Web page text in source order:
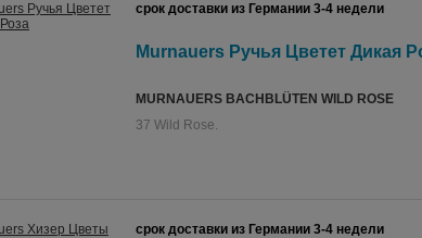
срок доставки из Германии 3-4 недели
Murnauers Ручья Цветет Дикая
MURNAUERS BACHBLÜTEN WILD ROSE
37 Wild Rose.
срок доставки из Германии 3-4 недели